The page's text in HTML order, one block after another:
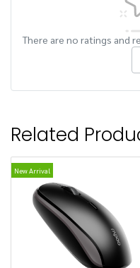
There are no ratings and
Related
New Arrival